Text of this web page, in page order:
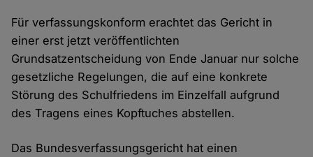
Für verfassungskonform erachtet das Gericht in
einer erst jetzt veröffentlichten
Grundsatzentscheidung von Ende Januar nur solche
gesetzliche Regelungen, die auf eine konkrete
Störung des Schulfriedens im Einzelfall aufgrund
des Tragens eines Kopftuches abstellen.
Das Bundesverfassungsgericht hat einen